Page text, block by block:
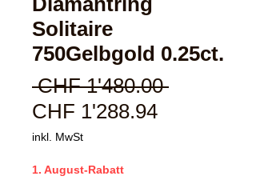
Solitaire
750Gelbgold 0.25ct.
CHF 1'480.00
CHF 1'288.94Sale-
inkl. MwSt
1. August-Rabatt